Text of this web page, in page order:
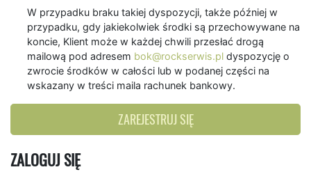
W przypadku braku takiej dyspozycji, także później w
przypadku, gdy jakiekolwiek środki są przechowywane na
koncie, Klient może w każdej chwili przesłać drogą
mailową pod adresem bok@rockserwis.pl dyspozycję o
zwrocie środków w całości lub w podanej części na
wskazany w treści maila rachunek bankowy.
ZAREJESTRUJ SIĘ
ZALOGUJ SIĘ